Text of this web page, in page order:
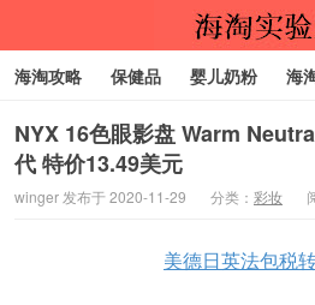
海淘实验
海淘攻略 保健品 婴儿奶粉 海
代购服务
NYX 16色眼影盘 Warm
代 特价13.49美元
winger 发布于 2020-11-29 分类： 彩妆
美德日英法包税